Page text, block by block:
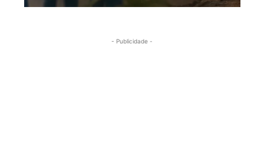
- Publicidade -